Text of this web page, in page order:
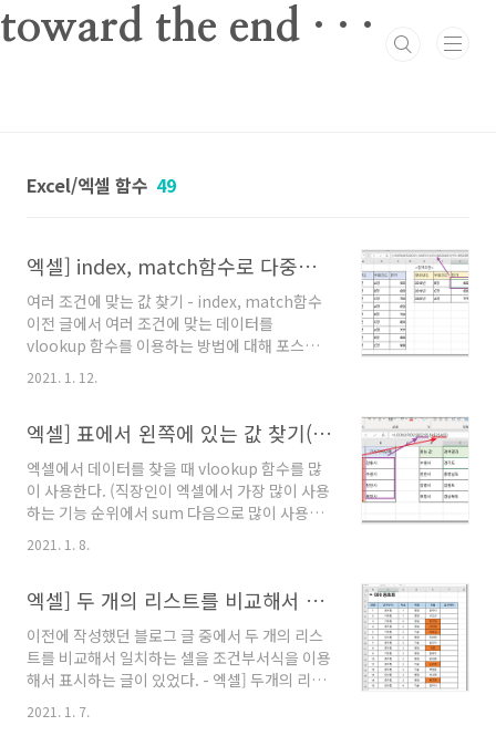
본문 바로가기
toward the end · · ·
Excel/엑셀 함수 49
엑셀] index, match함수로 다중조건에 해당하는 값 찾기
여러 조건에 맞는 값 찾기 - index, match함수
이전 글에서 여러 조건에 맞는 데이터를
vlookup 함수를 이용하는 방법에 대해 포스팅했
었다. 이번 글에서는 index, match함수를 이용
해서 다중 조건으로 데이터를 찾는 방법에 대해
vlookup함수로 찾는 방법 엑셀팁] 여러 조건에
맞는 값을 vlookup함수로 찾는 방법 엑셀에서
vlookup 함수로 다중 조건에 맞는 값 찾기 엑셀
에서 vlookup 함수를 통해 원하는 데이터를 쉽
게 찾을 수 있다. 상당히 유용한 함수이지만 몇가
지 제한점이 있는데 그 중 한가지
전제로 vlookup 대신 index, match함수를 이
용해서 원하는 ..
2021. 1. 12.
엑셀] 표에서 왼쪽에 있는 값 찾기(lookup, index, match 함수)
엑셀에서 데이터를 찾을 때 vlookup 함수를 많
이 사용한다. (직장인이 엑셀에서 가장 많이 사용
하는 기능 순위에서 sum 다음으로 많이 사용하
는게 vlookup이라던가... ) vlookup을 사용하
기 위한 조건이 있다. 첫번째는 vlookup함수는
검색 가능하다. 그러니까 표에서 검색 기준이 되
는 키 값의 오른쪽에 있는 데이터만 검색 가능하
다는 뜻이다. 두번째는 검색범위를 설정할 때 검
색범위의 제일 왼쪽에 검색하려는 데이터가 오도
록 범위를 설정해야 한다. - 엑셀] 표에서 원하는
값 찾기(1) - VLOOKUP 엑셀] 표에서 원하는 값
2021. 1. 8.
엑셀] 두 개의 리스트를 비교해서 일치하는 값 찾기 - countif
이전에 작성했던 블로그 글 중에서 두 개의 리스
트를 비교해서 일치하는 셀을 조건부서식을 이용
해서 표시하는 글이 있었다. - 엑셀] 두개의 리스
트를 비교해서 일치하는 셀 표시하기 엑셀] 두개
의 리스트를 비교해서 일치하는 셀 표시하기 두
2021. 1. 7.